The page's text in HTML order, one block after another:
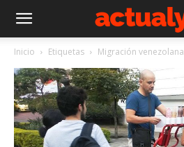
Inicio Etiquetas Migración venezolana